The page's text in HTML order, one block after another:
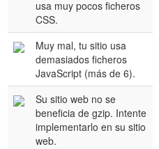
usa muy pocos ficheros
CSS.
Muy mal, tu sitio usa
demasiados ficheros
JavaScript (más de 6).
Su sitio web no se
beneficia de gzip. Intente
implementarlo en su sitio
web.